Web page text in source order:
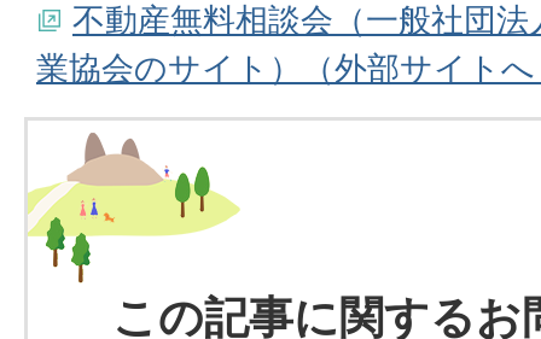
不動産無料相談会（一般社団
業協会のサイト）（外部サイト
この記事に関するお